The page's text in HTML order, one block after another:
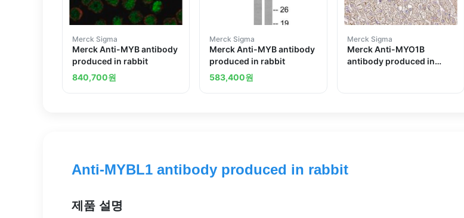
Merck Sigma
Merck Anti-MYB antibody
produced in rabbit
840,700원
Merck Sigma
Merck Anti-MYB antibody
produced in rabbit
583,400원
Merck Sigma
Merck Anti-MYO1B
antibody produced in
Anti-MYBL1 antibody produced in rabbit
제품 설명